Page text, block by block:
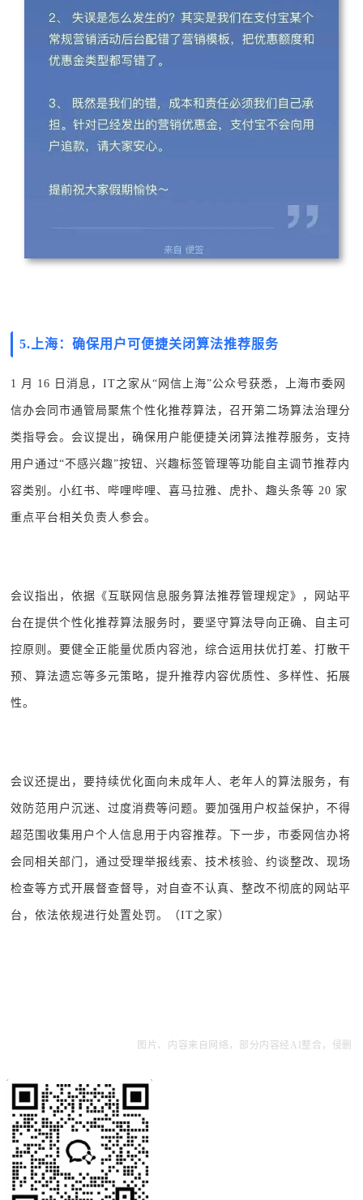
5. 上海：确保用户可便捷关闭算法推荐服务
1 月 16 日消息，IT之家从“网信上海”公众号获悉，上海市委网
信办会同市通管局聚焦个性化推荐算法，召开第二场算法治理分
类指导会。会议提出，确保用户能便捷关闭算法推荐服务，支持
用户通过“不感兴趣”按钮、兴趣标签管理等功能自主调节推荐内
容类别。小红书、哔哩哔哩、喜马拉雅、虎扑、趣头条等 20 家
重点平台相关负责人参会。
会议指出，依据《互联网信息服务算法推荐管理规定》，网站平
台在提供个性化推荐算法服务时，要坚守算法导向正确、自主可
控原则。要健全正能量优质内容池，综合运用扶优打差、打散干
预、算法遗忘等多元策略，提升推荐内容优质性、多样性、拓展
性。
会议还提出，要持续优化面向未成年人、老年人的算法服务，有
效防范用户沉迷、过度消费等问题。要加强用户权益保护，不得
超范围收集用户个人信息用于内容推荐。下一步，市委网信办将
会同相关部门，通过受理举报线索、技术核验、约谈整改、现场
检查等方式开展督查督导，对自查不认真、整改不彻底的网站平
台，依法依规进行处置处罚。（IT之家 ）
图片、内容来自网络，部分内容经AI整合，侵删